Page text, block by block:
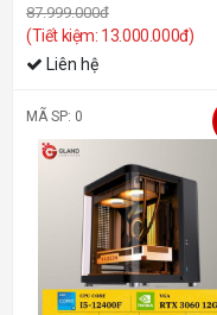
87.999.000đ
(Tiết kiệm: 13.000.000đ)
Liên hệ
MÃ SP: 0